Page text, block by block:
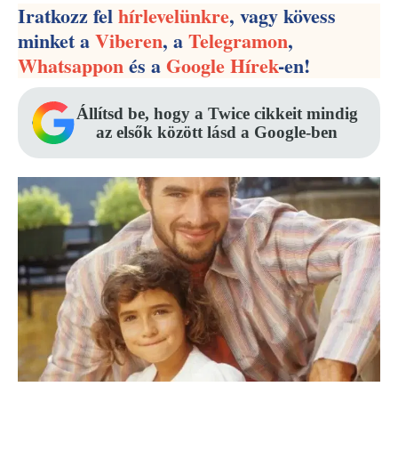
Iratkozz felhírlevelünkre, vagy kövess
minket aViberen, aTelegramon,
Whatsapponés aGoogle Hírek-en!
Állítsd be, hogy a Twice cikkeit mindig
az elsők között lásd a Google-ben